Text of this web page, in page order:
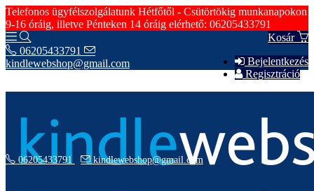
Telefonos ügyfélszolgálatunk Hétfőtől - Csütörtökig munkanapokon
9-16 óráig, illetve Pénteken 14 óráig elérhető: 06205433791
Kosár
Bejelentkezés
Regisztráció
06205433791
kindlewebshop@gmail.com
06205433791 kindlewebshop@gmail.com